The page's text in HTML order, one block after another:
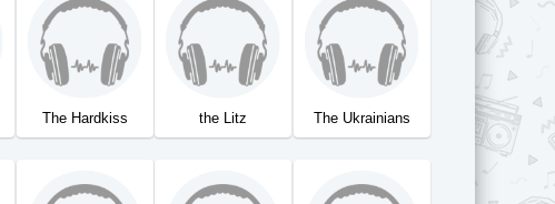
The Hardkiss the Litz The Ukrainians